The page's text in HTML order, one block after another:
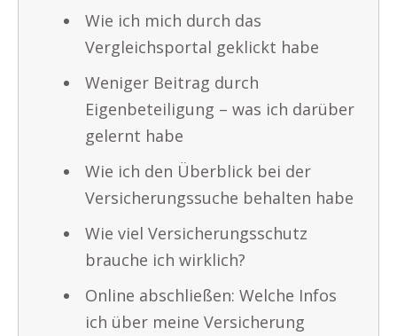
Wie ich mich durch das
Vergleichsportal geklickt habe
Weniger Beitrag durch
Eigenbeteiligung – was ich darüber
gelernt habe
Wie ich den Überblick bei der
Versicherungssuche behalten habe
Wie viel Versicherungsschutz
brauche ich wirklich?
Online abschließen: Welche Infos
ich über meine Versicherung